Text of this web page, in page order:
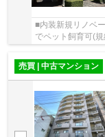
■内装新規リノベ
でペット飼育可(
売買 | 中古マンション